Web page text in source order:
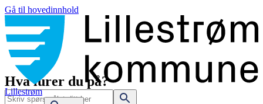
Gå til hovedinnhold
Lillestrøm
Hva lurer du på?